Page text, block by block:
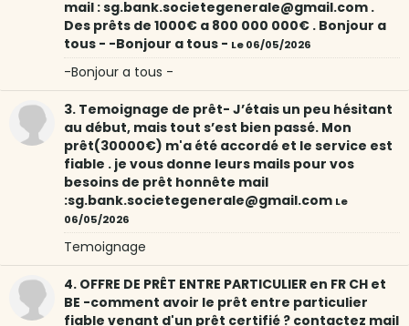
mail : sg.bank.societegenerale@gmail.com .
Des prêts de 1000€ a 800 000 000€ . Bonjour a
tous - -Bonjour a tous - Le 06/05/2026
-Bonjour a tous -
3. Temoignage de prêt- J’étais un peu hésitant
au début, mais tout s’est bien passé. Mon
prêt(30000€) m'a été accordé et le service est
fiable . je vous donne leurs mails pour vos
besoins de prêt honnête mail
:sg.bank.societegenerale@gmail.com Le
06/05/2026
Temoignage
4. OFFRE DE PRÊT ENTRE PARTICULIER en FR CH et
BE -comment avoir le prêt entre particulier
fiable venant d'un prêt certifié ? contactez mail